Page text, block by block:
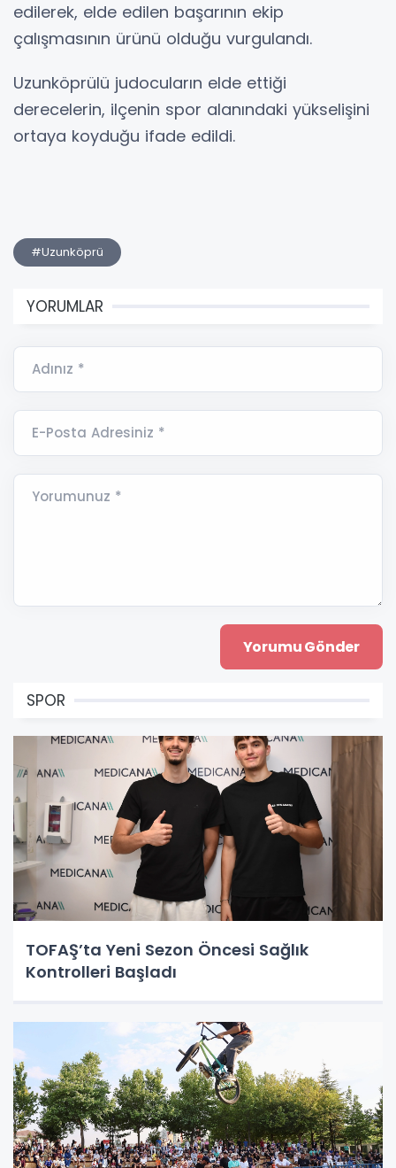
edilerek, elde edilen başarının ekip
çalışmasının ürünü olduğu vurgulandı.
Uzunköprülü judocuların elde ettiği
derecelerin, ilçenin spor alanındaki yükselişini
ortaya koyduğu ifade edildi.
#Uzunköprü
YORUMLAR
Adınız *
E-Posta Adresiniz *
Yorumunuz *
SPOR
TOFAŞ’ta Yeni Sezon Öncesi Sağlık
Kontrolleri Başladı